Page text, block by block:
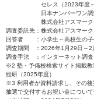
セレス（2023年度
日本ナンバーワン
株式会社アスマーク
調査委託先：株式会社アスマーク
回答者 ：小学生～高校生の子
調査期間 ：2026年1月29日～2
調査手法 ：インターネット調査
※2 塾・予備校検索サイト掲載
総研（2025年度）
※3 利用者が資料請求し、その
抽選で交付するお祝い金につい